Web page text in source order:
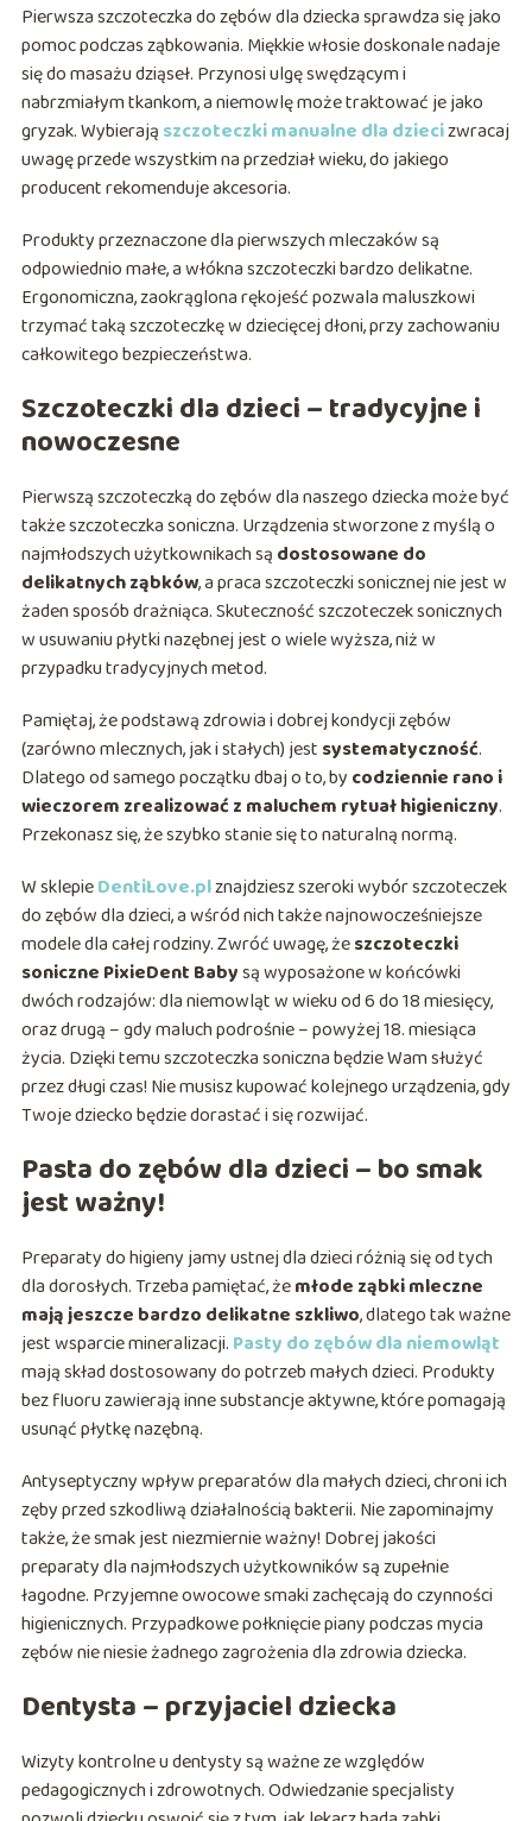
Pierwsza szczoteczka do zębów dla dziecka sprawdza się jako
pomoc podczas ząbkowania. Miękkie włosie doskonale nadaje
się do masażu dziąseł. Przynosi ulgę swędzącym i
nabrzmiałym tkankom, a niemowlę może traktować je jako
gryzak. Wybierają szczoteczki manualne dla dziecizwracaj
uwagę przede wszystkim na przedział wieku, do jakiego
producent rekomenduje akcesoria.
Produkty przeznaczone dla pierwszych mleczaków są
odpowiednio małe, a włókna szczoteczki bardzo delikatne.
Ergonomiczna, zaokrąglona rękojeść pozwala maluszkowi
trzymać taką szczoteczkę w dziecięcej dłoni, przy zachowaniu
całkowitego bezpieczeństwa.
Szczoteczki dla dzieci – tradycyjne i
nowoczesne
Pierwszą szczoteczką do zębów dla naszego dziecka może być
także szczoteczka soniczna. Urządzenia stworzone z myślą o
najmłodszych użytkownikach są dostosowane do
delikatnych ząbków, a praca szczoteczki sonicznej nie jest w
żaden sposób drażniąca. Skuteczność szczoteczek sonicznych
w usuwaniu płytki nazębnej jest o wiele wyższa, niż w
przypadku tradycyjnych metod.
Pamiętaj, że podstawą zdrowia i dobrej kondycji zębów
(zarówno mlecznych, jak i stałych) jest systematyczność.
Dlatego od samego początku dbaj o to, by codziennie rano i
wieczorem zrealizować z maluchem rytuał higieniczny.
Przekonasz się, że szybko stanie się to naturalną normą.
W sklepieDentiLove.plznajdziesz szeroki wybór szczoteczek
do zębów dla dzieci, a wśród nich także najnowocześniejsze
modele dla całej rodziny. Zwróć uwagę, żeszczoteczki
soniczne PixieDent Babysą wyposażone w końcówki
dwóch rodzajów: dla niemowląt w wieku od 6 do 18 miesięcy,
oraz drugą – gdy maluch podrośnie – powyżej 18. miesiąca
życia. Dzięki temu szczoteczka soniczna będzie Wam służyć
przez długi czas! Nie musisz kupować kolejnego urządzenia, gdy
Twoje dziecko będzie dorastać i się rozwijać.
Pasta do zębów dla dzieci – bo smak
jest ważny!
Preparaty do higieny jamy ustnej dla dzieci różnią się od tych
dla dorosłych. Trzeba pamiętać, żemłode ząbki mleczne
mają jeszcze bardzo delikatne szkliwo, dlatego tak ważne
jest wsparcie mineralizacji. Pasty do zębów dla niemowląt
mają skład dostosowany do potrzeb małych dzieci. Produkty
bez fluoru zawierają inne substancje aktywne, które pomagają
usunąć płytkę nazębną.
Antyseptyczny wpływ preparatów dla małych dzieci, chroni ich
zęby przed szkodliwą działalnością bakterii. Nie zapominajmy
także, że smak jest niezmiernie ważny! Dobrej jakości
preparaty dla najmłodszych użytkowników są zupełnie
łagodne. Przyjemne owocowe smaki zachęcają do czynności
higienicznych. Przypadkowe połknięcie piany podczas mycia
zębów nie niesie żadnego zagrożenia dla zdrowia dziecka.
Dentysta – przyjaciel dziecka
Wizyty kontrolne u dentysty są ważne ze względów
pedagogicznych i zdrowotnych. Odwiedzanie specjalisty